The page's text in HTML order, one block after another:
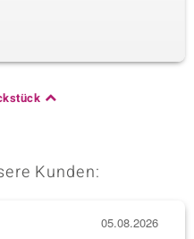
Kunden:
05.08.2026